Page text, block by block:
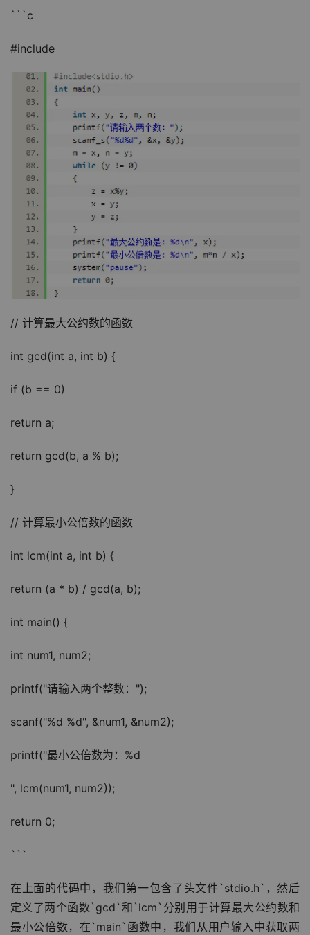
```c
#include
// 计算最大公约数的函数
int gcd(int a, int b) {
if (b == 0)
return a;
return gcd(b, a % b);
}
// 计算最小公倍数的函数
int lcm(int a, int b) {
return (a * b) / gcd(a, b);
int main() {
int num1, num2;
printf("请输入两个整数：");
scanf("%d %d", &num1, &num2);
printf("最小公倍数为：%d
", lcm(num1, num2));
return 0;
```
在上面的代码中，我们第一包含了头文件`stdio.h`，然后
定义了两个函数`gcd`和`lcm`分别用于计算最大公约数和
最小公倍数，在`main`函数中，我们从用户输入中获取两